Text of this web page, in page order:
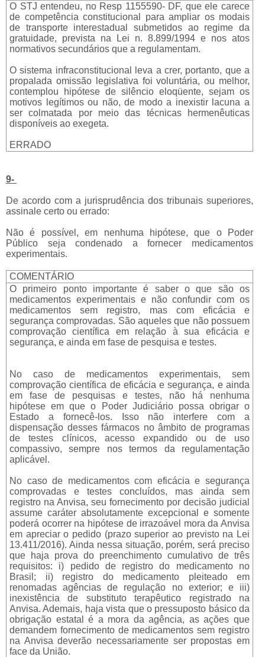
O STJ entendeu, no Resp 1155590- DF, que ele carece
de competência constitucional para ampliar os modais
de transporte interestadual submetidos ao regime da
gratuidade, prevista na Lei n. 8.899/1994 e nos atos
normativos secundários que a regulamentam.
O sistema infraconstitucional leva a crer, portanto, que a
propalada omissão legislativa foi voluntária, ou melhor,
contemplou hipótese de silêncio eloqüente, sejam os
motivos legítimos ou não, de modo a inexistir lacuna a
ser colmatada por meio das técnicas hermenêuticas
disponíveis ao exegeta.
ERRADO
9-
De acordo com a jurisprudência dos tribunais superiores,
assinale certo ou errado:
Não é possível, em nenhuma hipótese, que o Poder
Público seja condenado a fornecer medicamentos
experimentais.
COMENTÁRIO
O primeiro ponto importante é saber o que são os
medicamentos experimentais e não confundir com os
medicamentos sem registro, mas com eficácia e
segurança comprovadas. São aqueles que não possuem
comprovação científica em relação à sua eficácia e
segurança, e ainda em fase de pesquisa e testes.
No caso de medicamentos experimentais, sem
comprovação científica de eficácia e segurança, e ainda
em fase de pesquisas e testes, não há nenhuma
hipótese em que o Poder Judiciário possa obrigar o
Estado a fornecê-los. Isso não interfere com a
dispensação desses fármacos no âmbito de programas
de testes clínicos, acesso expandido ou de uso
compassivo, sempre nos termos da regulamentação
aplicável.
No caso de medicamentos com eficácia e segurança
comprovadas e testes concluídos, mas ainda sem
registro na Anvisa, seu fornecimento por decisão judicial
assume caráter absolutamente excepcional e somente
poderá ocorrer na hipótese de irrazoável mora da Anvisa
em apreciar o pedido (prazo superior ao previsto na Lei
13.411/2016). Ainda nessa situação, porém, será preciso
que haja prova do preenchimento cumulativo de três
requisitos: i) pedido de registro do medicamento no
Brasil; ii) registro do medicamento pleiteado em
renomadas agências de regulação no exterior; e iii)
inexistência de substituto terapêutico registrado na
Anvisa. Ademais, haja vista que o pressuposto básico da
obrigação estatal é a mora da agência, as ações que
demandem fornecimento de medicamentos sem registro
na Anvisa deverão necessariamente ser propostas em
face da União.